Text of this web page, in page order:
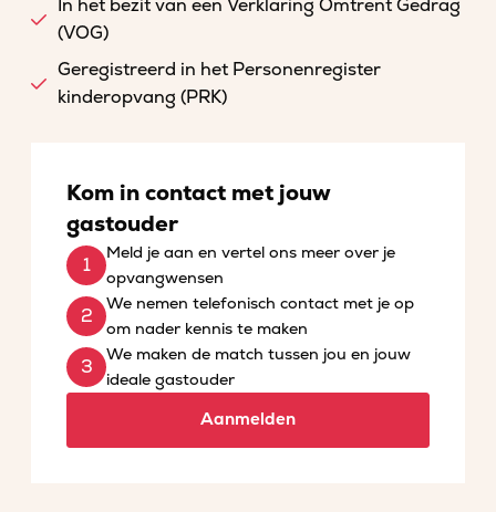
In het bezit van een Verklaring Omtrent Gedrag
(VOG)
Geregistreerd in het Personenregister
kinderopvang (PRK)
Kom in contact met jouw
gastouder
Meld je aan en vertel ons meer over je
opvangwensen
We nemen telefonisch contact met je op
om nader kennis te maken
We maken de match tussen jou en jouw
ideale gastouder
Aanmelden